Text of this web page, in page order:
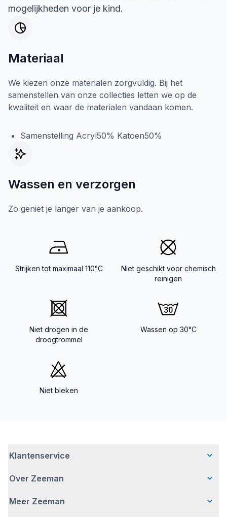
mogelijkheden voor je kind.
Materiaal
We kiezen onze materialen zorgvuldig. Bij het
samenstellen van onze collecties letten we op de
kwaliteit en waar de materialen vandaan komen.
Samenstelling Acryl50% Katoen50%
Wassen en verzorgen
Zo geniet je langer van je aankoop.
Strijken tot maximaal 110°C
Niet geschikt voor chemisch
reinigen
Niet drogen in de
droogtrommel
Wassen op 30°C
Niet bleken
Klantenservice
Veelgestelde vragen
Bezorgen
Over Zeeman
Wie wij zijn
Meer Zeeman